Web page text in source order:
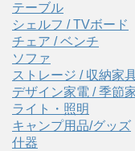
テーブル
シェルフ / TVボード
チェア / ベンチ
ソファ
ストレージ / 収納家
デザイン家電 / 季節
ライト・照明
キャンプ用品/グッズ
什器